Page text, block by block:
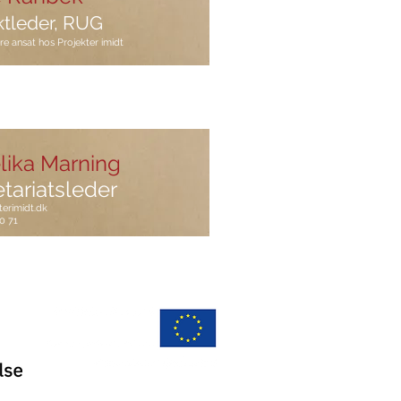
RUG
ansat hos Projekter imidt
71
Marning